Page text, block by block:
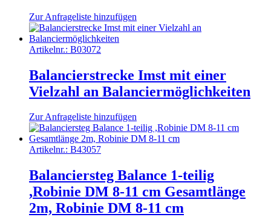
Zur Anfrageliste hinzufügen
Artikelnr.: B03072
Balancierstrecke Imst mit einer
Vielzahl an Balanciermöglichkeiten
Zur Anfrageliste hinzufügen
Artikelnr.: B43057
Balanciersteg Balance 1-teilig
,Robinie DM 8-11 cm Gesamtlänge
2m, Robinie DM 8-11 cm